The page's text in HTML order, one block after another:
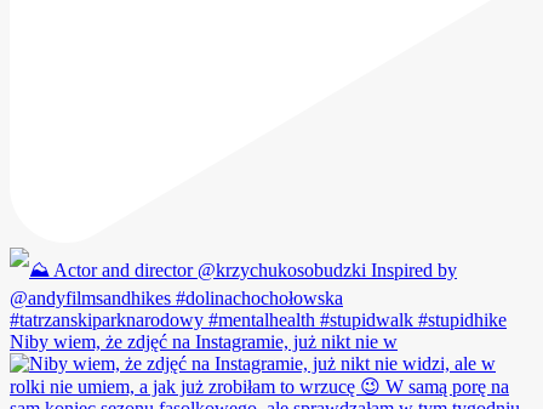
Niby wiem, że zdjęć na Instagramie, już nikt nie w